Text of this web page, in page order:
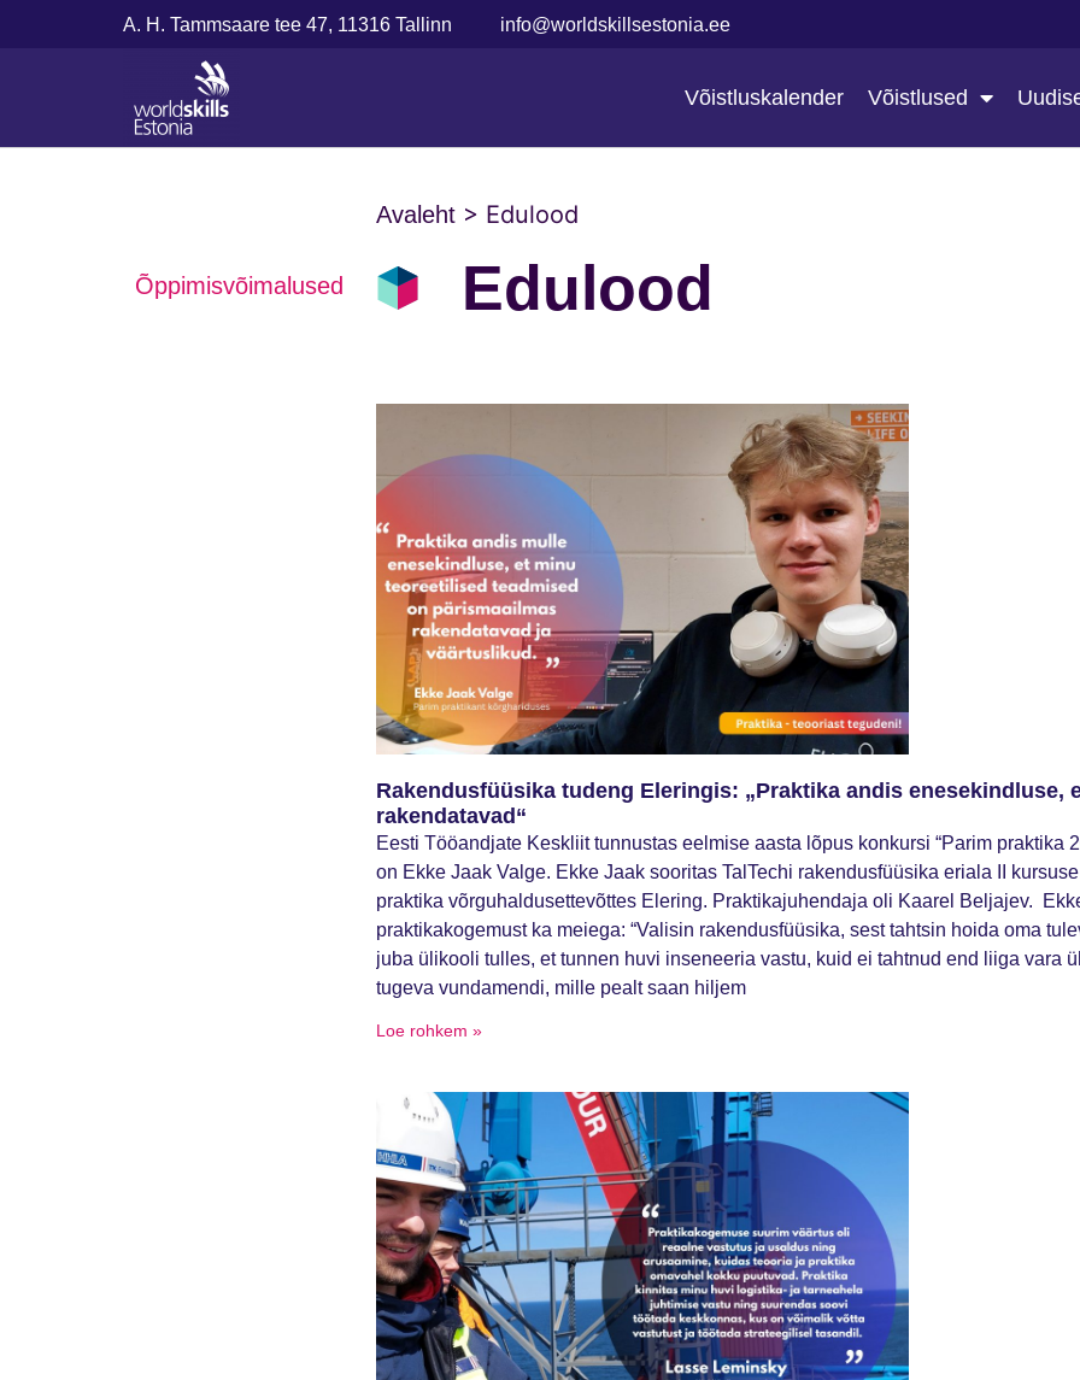
A. H. Tammsaare tee 47, 11316 Tallinn info@worldskillsestonia.ee
Võistluskalender Võistlused
Õppimisvõimalused
Avaleht > Edulood
Edulood
Rakendusfüüsika tudeng Eleringis: „Praktika andis enesekindluse,
rakendatavad“
Eesti Tööandjate Keskliit tunnustas eelmise aasta lõpus konkursi “Parim praktika
on Ekke Jaak Valge. Ekke Jaak sooritas TalTechi rakendusfüüsika eriala II
praktika võrguhaldusettevõttes Elering. Praktikajuhendaja oli Kaarel Beljajev.
praktikakogemust ka meiega: “Valisin rakendusfüüsika, sest tahtsin hoida oma
juba ülikooli tulles, et tunnen huvi inseneeria vastu, kuid ei tahtnud end liiga vara
tugeva vundamendi, mille pealt saan hiljem
Loe rohkem »